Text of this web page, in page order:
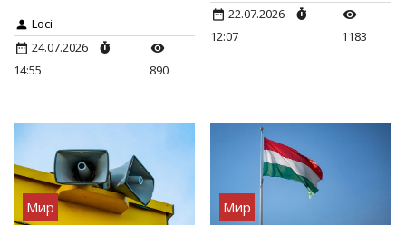
Loci
24.07.2026
14:55
890
22.07.2026
12:07
1183
Мир Мир